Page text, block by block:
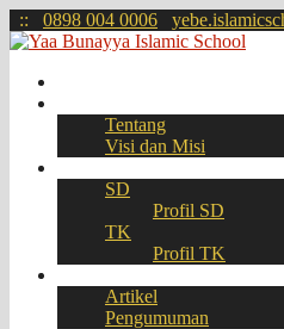
:: 0898 004 0006
Tentang
Visi dan Misi
SD
Profil SD
TK
Profil TK
Artikel
Pengumuman